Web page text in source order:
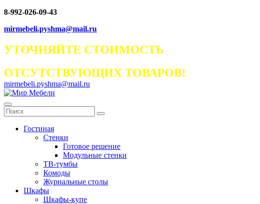
8-992-026-09-43
mirmebeli.pyshma@mail.ru
УТОЧНЯЙТЕ СТОИМОСТЬ
ОТСУТСТВУЮЩИХ ТОВАРОВ!
mirmebeli.pyshma@mail.ru
Гостиная
Стенки
Готовое решение
Модульные стенки
ТВ-тумбы
Комоды
Журнальные столы
Шкафы
Шкафы-купе